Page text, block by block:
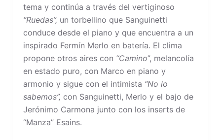
tema y continúa a través del vertiginoso
“Ruedas”, un torbellino que Sanguinetti
conduce desde el piano y que encuentra a un
inspirado Fermín Merlo en batería. El clima
propone otros aires con “Camino”, melancolía
en estado puro, con Marco en piano y
armonio y sigue con el intimista “No lo
sabemos”, con Sanguinetti, Merlo y el bajo de
Jerónimo Carmona junto con los inserts de
“Manza” Esains.